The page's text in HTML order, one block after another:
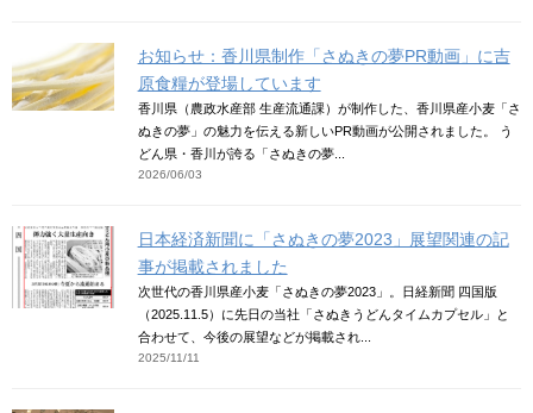
お知らせ：香川県制作「さぬきの夢PR動画」に吉
原食糧が登場しています
香川県（農政水産部 生産流通課）が制作した、香川県産小麦「さ
ぬきの夢」の魅力を伝える新しいPR動画が公開されました。 う
どん県・香川が誇る「さぬきの夢...
2026/06/03
日本経済新聞に「さぬきの夢2023」展望関連の記
事が掲載されました
次世代の香川県産小麦「さぬきの夢2023」。日経新聞 四国版
（2025.11.5）に先日の当社「さぬきうどんタイムカプセル」と
合わせて、今後の展望などが掲載され...
2025/11/11